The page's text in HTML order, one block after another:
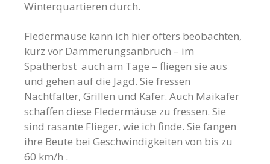
Winterquartieren durch.
Fledermäuse kann ich hier öfters beobachten,
kurz vor Dämmerungsanbruch – im
Spätherbst auch am Tage – fliegen sie aus
und gehen auf die Jagd. Sie fressen
Nachtfalter, Grillen und Käfer. Auch Maikäfer
schaffen diese Fledermäuse zu fressen. Sie
sind rasante Flieger, wie ich finde. Sie fangen
ihre Beute bei Geschwindigkeiten von bis zu
60 km/h .